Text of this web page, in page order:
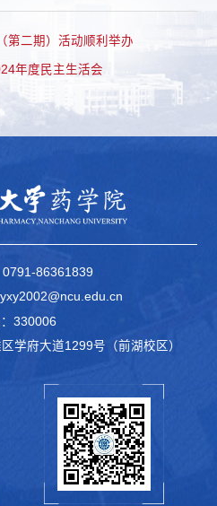
第二期）活动顺利举办
年度民主生活会
0791-86361839
330006
学府大道1299号（前湖校区）